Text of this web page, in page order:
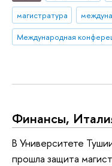
магистратура
Международная
Финансы,
В Университете
прошла защита